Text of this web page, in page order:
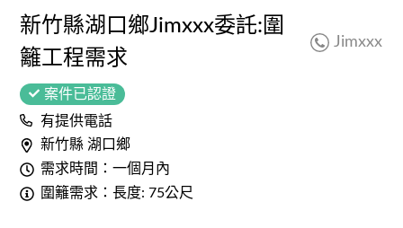
新竹縣湖口鄉Jimxxx委託:圍
籬工程需求
Jimxxx
案件已認證
有提供電話
新竹縣 湖口鄉
需求時間：一個月內
圍籬需求：長度: 75公尺